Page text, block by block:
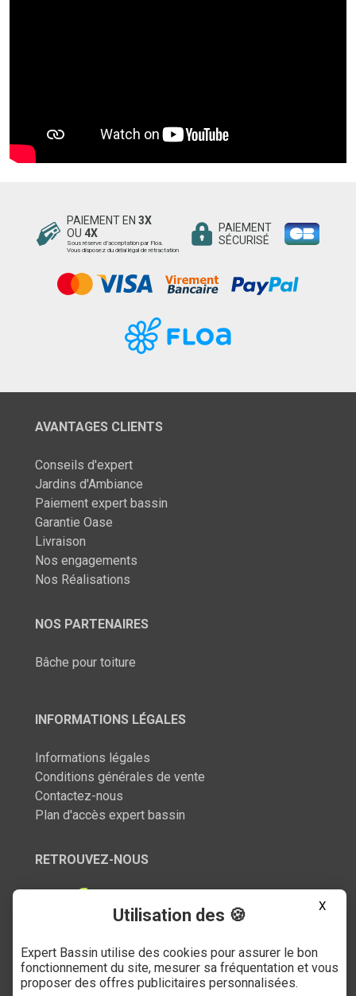
PAIEMENT EN 3X
OU 4X
Sous réserve d’acceptation par Floa.
Vous disposez du délai légal de rétractation
PAIEMENT
SÉCURISÉ
AVANTAGES CLIENTS
Conseils d'expert
Jardins d'Ambiance
Paiement expert bassin
Garantie Oase
Livraison
Nos engagements
Nos Réalisations
NOS PARTENAIRES
Bâche pour toiture
INFORMATIONS LÉGALES
Informations légales
Conditions générales de vente
Contactez-nous
Plan d'accès expert bassin
RETROUVEZ-NOUS
SERVICE CLIENT
X
Utilisation des 🍪
Expert Bassin utilise des cookies pour assurer le bon
fonctionnement du site, mesurer sa fréquentation et vous
proposer des offres publicitaires personnalisées.